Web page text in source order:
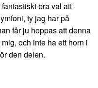
bra val att
ty jag har på
får ju hoppas att denna
och inte ha ett horn i
den delen.